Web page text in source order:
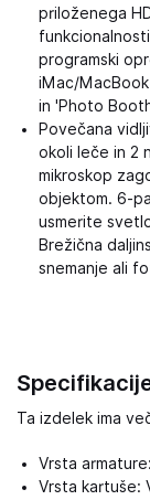
priloženega
programski
iMac/
in 'Photo
Povečana
okoli leče in 2
mikroskop
objektom. 6-
usmerite
Brežična
snemanje ali
Ta izdelek ima
Vrsta
Vrsta kartuše: